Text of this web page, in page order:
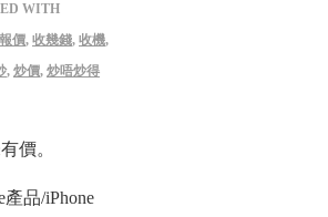
WITH
報價, 收幾錢, 收機,
, 炒價, 炒唔炒得
價。
品/iPhone